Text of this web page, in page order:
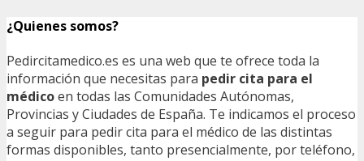
¿Quienes somos?
Pedircitamedico.es es una web que te ofrece toda la
información que necesitas para pedir cita para el
médicoen todas las Comunidades Autónomas,
Provincias y Ciudades de España. Te indicamos el proceso
a seguir para pedir cita para el médico de las distintas
formas disponibles, tanto presencialmente, por teléfono,